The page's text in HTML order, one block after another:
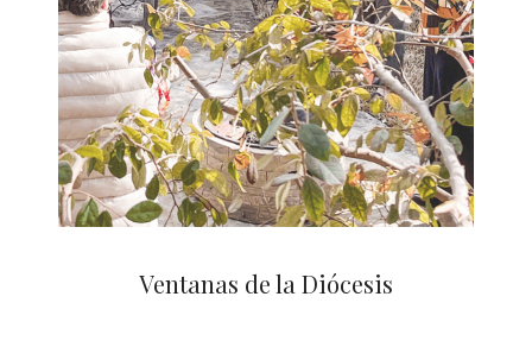
Ventanas de la Diócesis